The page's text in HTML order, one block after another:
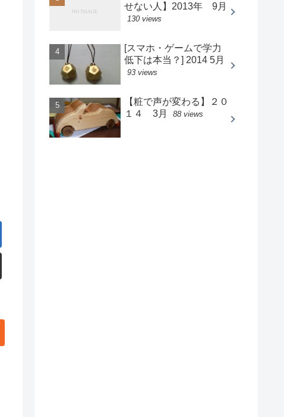
せない人】2013年 9月
130 views
[スマホ・ゲームで学力
低下は本当？] 2014 5月
93 views
【粧で声が変わる】２０
１４ 3月
88 views